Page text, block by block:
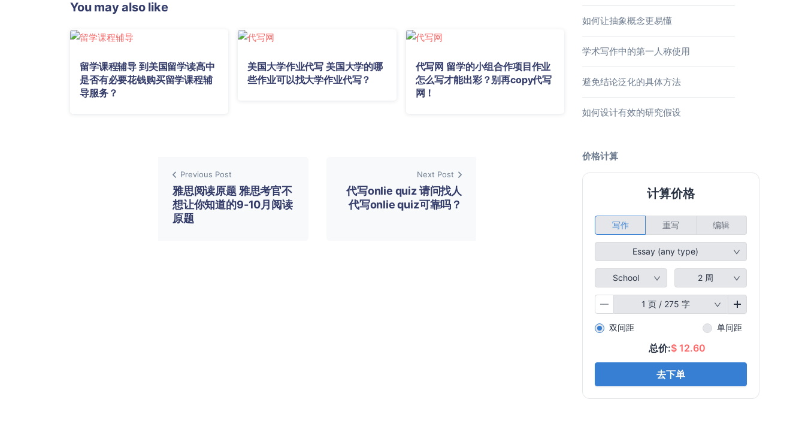
You may also like
留学课程辅导 到美国留学读高中
是否有必要花钱购买留学课程辅
导服务？
美国大学作业代写 美国大学的哪
些作业可以找大学作业代写？
代写网 留学的小组合作项目作业
怎么写才能出彩？别再copy代写
网！
Previous Post
雅思阅读原题 雅思考官不
想让你知道的9-10月阅读
原题
Next Post
代写onlie quiz 请问找人
代写onlie quiz可靠吗？
如何让抽象概念更易懂
学术写作中的第一人称使用
避免结论泛化的具体方法
如何设计有效的研究假设
价格计算